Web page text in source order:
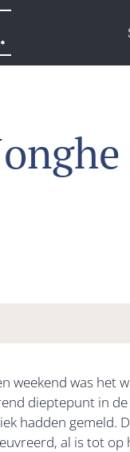
weekend was het
dieptepunt in
hadden gemeld.
al is tot